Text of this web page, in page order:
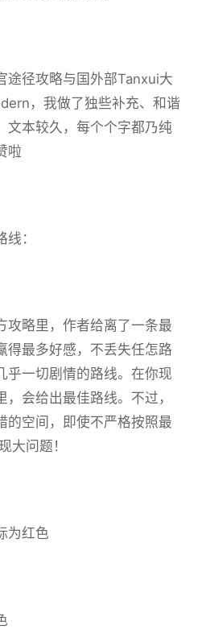
途径攻略与国外部Tanxui大
，我做了独些补充、和谐
文本较久，每个个字都乃纯
啦
：
攻略里，作者给离了一条最
最多好感，不丢失任怎路
乎一切剧情的路线。在你现
会给出最佳路线。不过，
的空间，即使不严格按照最
大问题！
为红色